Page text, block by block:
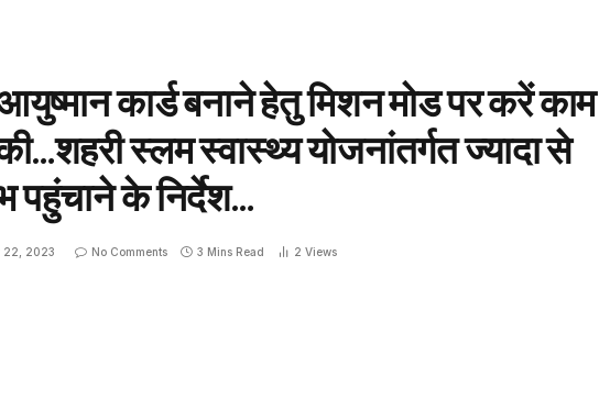
कार्ड बनाने हेतु मिशन मोड पर करें काम
स्लम स्वास्थ्य योजनांतर्गत ज्यादा से
पहुंचाने के निर्देश…
22, 2023 No Comments 3 Mins Read 2 Views